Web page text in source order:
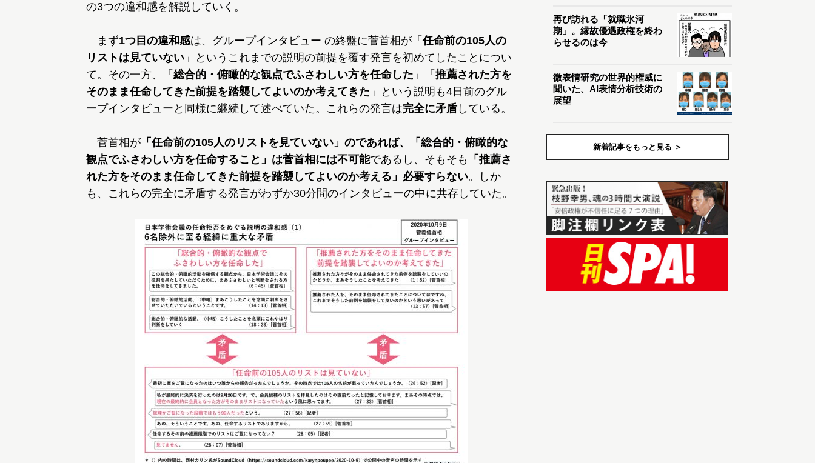
の3つの違和感を解説していく。
まず1つ目の違和感は、グループインタビュー の終盤に菅首相が「任命前の105人の
リストは見ていない 」というこれまでの説明の前提を覆す発言を初めてしたことについ
て。その一方、「 総合的・俯瞰的な観点でふさわしい方を任命した 」「 推薦された方を
そのまま任命してきた前提を踏襲してよいのか考えてきた 」という説明も4日前のグル
ープインタビューと同様に継続して述べていた。これらの発言は完全に矛盾 している。
菅首相が 「任命前の105人のリストを見ていない」のであれば、「総合的・俯瞰的な
観点でふさわしい方を任命すること」は菅首相には不可能であるし、そもそも 「推薦さ
れた方をそのまま任命してきた前提を踏襲してよいのか考える」必要すらない。しか
も、これらの完全に矛盾する発言がわずか30分間のインタビューの中に共存していた。
再び訪れる「就職氷河
期」。縁故優遇政権を終わ
らせるのは今
微表情研究の世界的権威に
聞いた、AI表情分析技術の
展望
新着記事をもっと見る